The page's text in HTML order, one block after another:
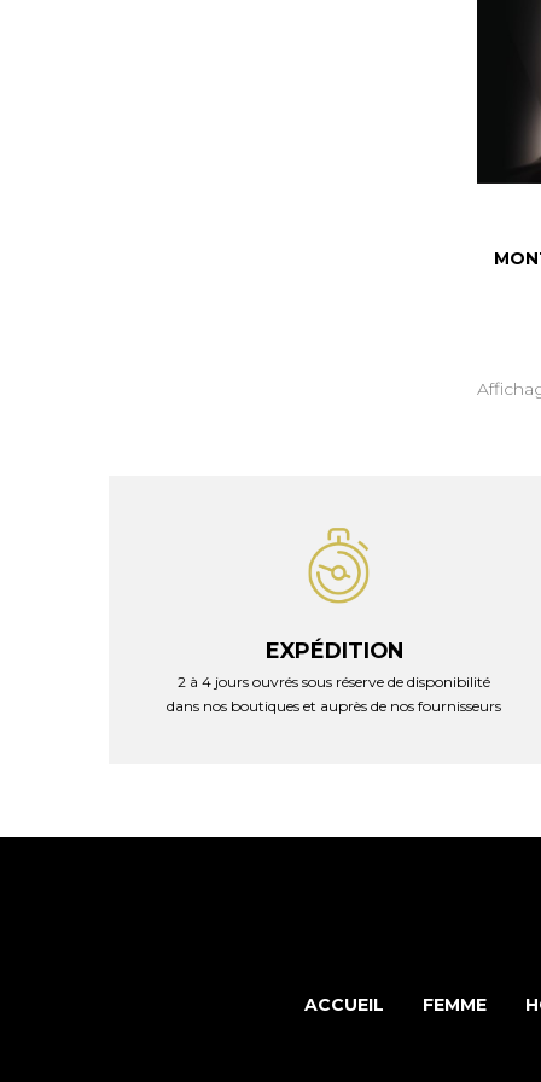
EXPÉDITION
2 à 4 jours ouvrés sous réserve de disponibilité
dans nos boutiques et auprès de nos fournisseurs
ACCUEIL FEMME